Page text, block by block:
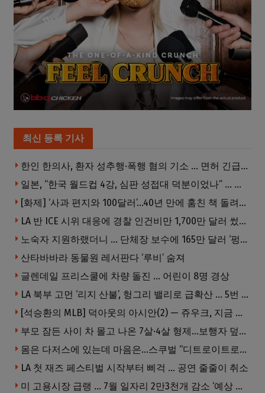
최신 등록 기사
한인 한의사, 환자 성추행·폭행 혐의 기소 … 면허 긴급정지
일본, “한국 월드컵 4강, 심판 성접대 덕분이었나” … 의혹눈덩이
[화제] ‘사과 편지와 100달러’…40년 만에 훔친 책 돌려준 절도범
LA 반 ICE 시위 대응에 경찰 인건비만 1,700만 달러 썼다.
노숙자 지원하랬더니 … 단체장 보수에 165만 달러 ‘펑펑’
산타바바라 동물원 레서판다 ‘루비’ 숨져
글렌데일 프리스쿨에 차량 돌진 … 어린이 8명 경상
LA 북부 고먼 ‘리지 산불’, 헝그리 밸리로 급확산 … 5번 Fwy 양방향 전면 폐쇄
[석승환의 MLB] 덕아웃의 아시안(2) — 쥬우크, 지금 괜찮아요?
부모 잠든 사이 차 몰고 나온 7살·4살 형제…보행자 덮쳐 중태
몸은 다저스에 있는데 마음은…스쿠벌 “디트로이트로 돌아가고파”
LA 첫 재즈 페스티벌 시작부터 삐걱 … 공연 줄줄이 취소
미 고용시장 급랭 … 7월 일자리 2만3천개 감소 ‘예상 밖 쇼크’